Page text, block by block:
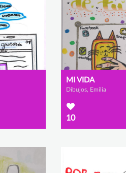
MI VIDA
Dibujos, Emilia
10